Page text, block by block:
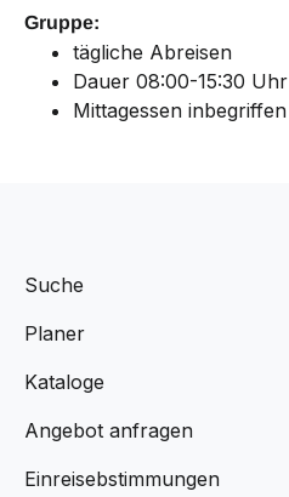
Gruppe:
tägliche Abreisen
Dauer 08:00-15:30 Uhr
Mittagessen inbegriffen
Suche
Planer
Kataloge
Angebot anfragen
Einreisebstimmungen